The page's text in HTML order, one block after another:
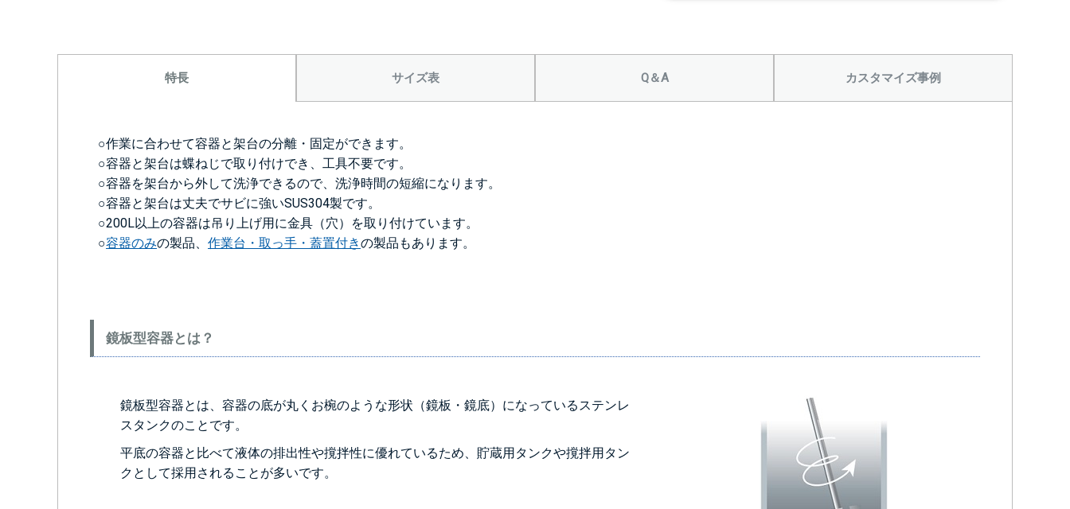
特長 サイズ表 Q＆A カスタマイズ事例
○作業に合わせて容器と架台の分離・固定ができます。
○容器と架台は蝶ねじで取り付けでき、工具不要です。
○容器を架台から外して洗浄できるので、洗浄時間の短縮になります。
○容器と架台は丈夫でサビに強いSUS304製です。
○200L以上の容器は吊り上げ用に金具（穴）を取り付けています。
○容器のみの製品、 作業台・取っ手・蓋置付きの製品もあります。
鏡板型容器とは？
鏡板型容器とは、容器の底が丸くお椀のような形状（鏡板・鏡底）になっているステンレ
スタンクのことです。
平底の容器と比べて液体の排出性や撹拌性に優れているため、貯蔵用タンクや撹拌用タン
クとして採用されることが多いです。